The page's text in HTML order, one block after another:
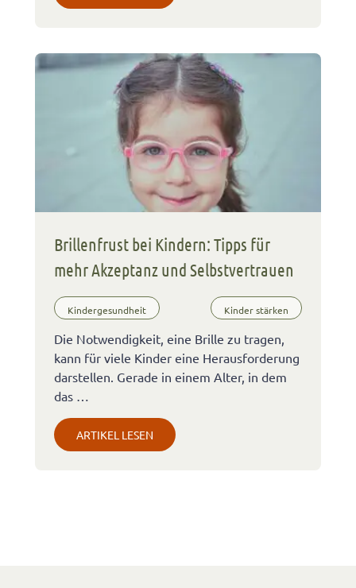
Brillenfrust bei Kindern: Tipps für
mehr Akzeptanz und Selbstvertrauen
Kindergesundheit Kinder stärken
Die Notwendigkeit, eine Brille zu tragen,
kann für viele Kinder eine Herausforderung
darstellen. Gerade in einem Alter, in dem
das …
ARTIKEL LESEN